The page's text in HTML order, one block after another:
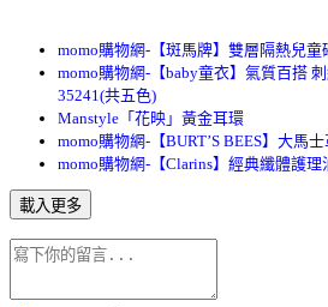
momo購物網-【斑馬牌】雙層隔熱兒童
momo購物網-【baby童衣】氣質百搭
35241(共五色)
Manstyle「花映」黃金耳環
momo購物網-【BURT’S BEES】大馬
momo購物網-【Clarins】經典纖體護理
載入更多